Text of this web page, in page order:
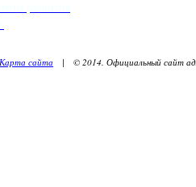
Карта сайта | © 2014. Официальный сайт